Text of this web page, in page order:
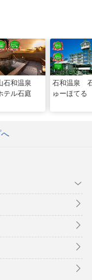
石和温泉
ル石庭
石和温泉
ゅーほてる